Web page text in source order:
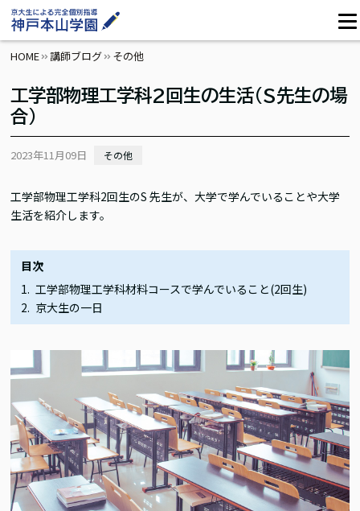
HOME 講師ブログ その他
工学部物理工学科2回生の生活(S先生の場
合)
2023年11月09日 その他
工学部物理工学科2回生のS 先生が、大学で学んでいることや大学
生活を紹介します。
目次
工学部物理工学科材料コースで学んでいること(2回生)
京大生の一日